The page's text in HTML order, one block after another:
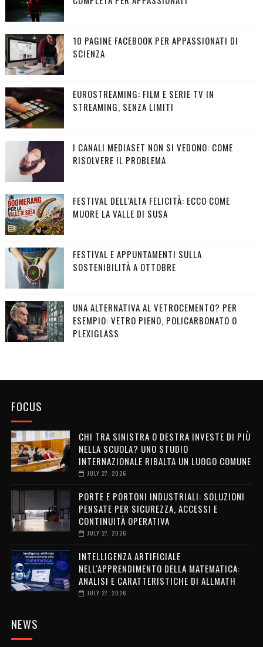
10 PAGINE FACEBOOK PER APPASSIONATI DI
SCIENZA
EUROSTREAMING: FILM E SERIE TV IN
STREAMING, SENZA LIMITI
I CANALI MEDIASET NON SI VEDONO: COME
RISOLVERE IL PROBLEMA
FESTIVAL DELL'ALTA FELICITÀ: ECCO COME
MUORE LA VALLE DI SUSA
FESTIVAL E APPUNTAMENTI SULLA
SOSTENIBILITÀ A OTTOBRE
UNA ALTERNATIVA AL VETROCEMENTO? PER
ESEMPIO: VETRO PIENO, POLICARBONATO O
PLEXIGLASS
FOCUS
CHI TRA SINISTRA O DESTRA INVESTE DI PIÙ
NELLA SCUOLA? UNO STUDIO
INTERNAZIONALE RIBALTA UN LUOGO COMUNE
JULY 27, 2026
PORTE E PORTONI INDUSTRIALI: SOLUZIONI
PENSATE PER SICUREZZA, ACCESSI E
CONTINUITÀ OPERATIVA
JULY 27, 2026
INTELLIGENZA ARTIFICIALE
NELL'APPRENDIMENTO DELLA MATEMATICA:
ANALISI E CARATTERISTICHE DI ALLMATH
JULY 27, 2026
NEWS